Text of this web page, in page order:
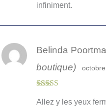
infiniment.
Belinda
boutique)
Allez y les yeux